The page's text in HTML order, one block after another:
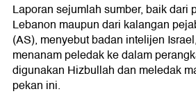
Laporan sejumlah sumber, baik dari
Lebanon maupun dari kalangan
(AS), menyebut badan intelijen
menanam peledak ke dalam
digunakan Hizbullah dan meledak
pekan ini.